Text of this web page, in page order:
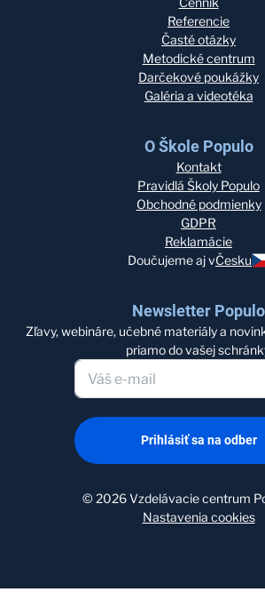
Referencie
Časté otázky
Metodické centrum
Darčekové poukážky
Galéria a videotéka
O Škole Populo
Kontakt
Pravidlá Školy Populo
Obchodné podmienky
GDPR
Reklamácie
Doučujeme aj vČesku
Newsletter Populo
Zľavy, webináre, učebné materiály a
priamo do vašej
Prihlásiť sa na odber
©2026 Vzdelávacie centrum
Nastavenia cookies